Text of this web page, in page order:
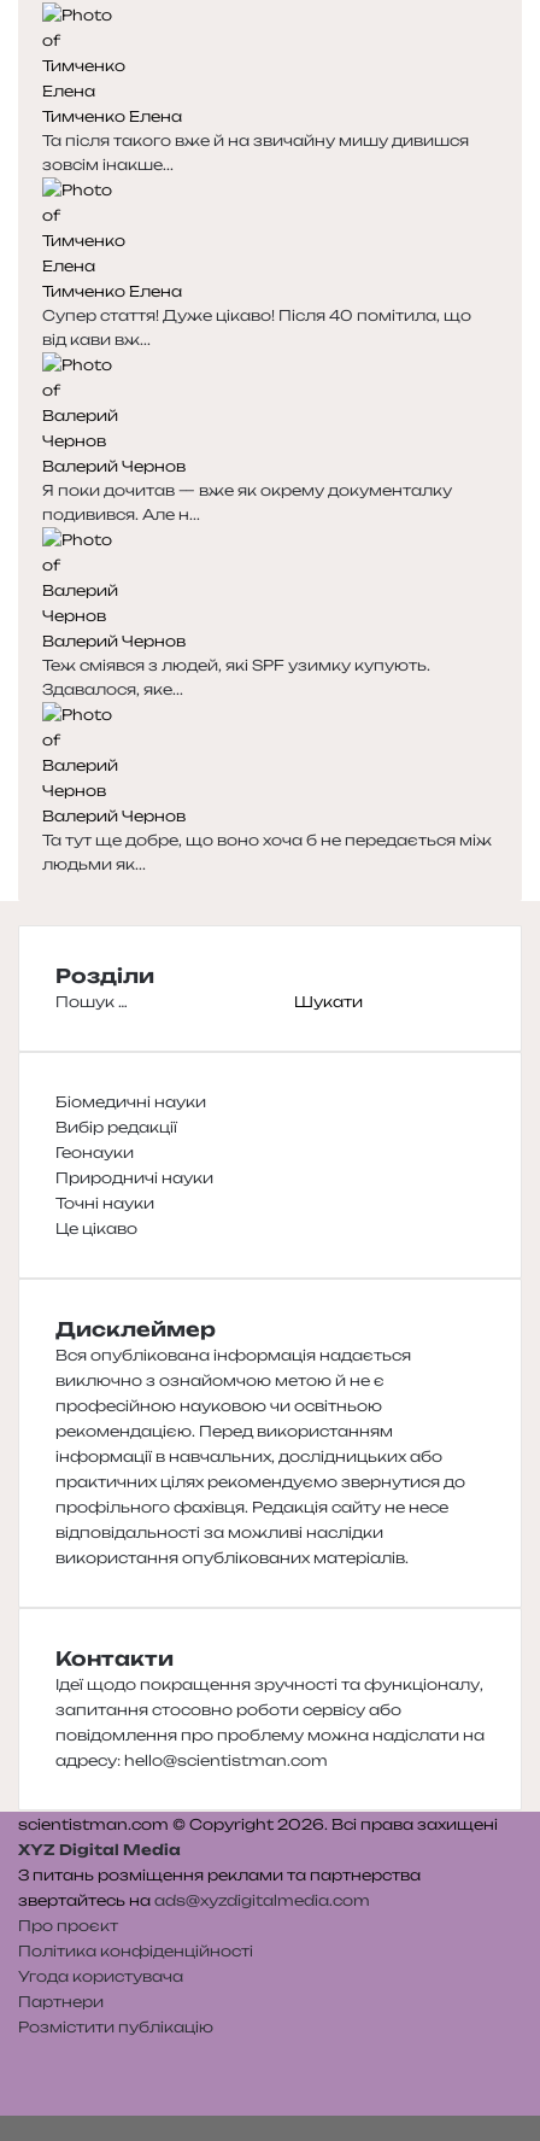
Тимченко Елена
Та після такого вже й на звичайну мишу дивишся
зовсім інакше...
Тимченко Елена
Супер стаття! Дуже цікаво! Після 40 помітила, що
від кави вж...
Валерий Чернов
Я поки дочитав — вже як окрему документалку
подивився. Але н...
Валерий Чернов
Теж сміявся з людей, які SPF узимку купують.
Здавалося, яке...
Валерий Чернов
Та тут ще добре, що воно хоча б не передається між
людьми як...
Розділи
Пошук:
Біомедичні науки
Вибір редакції
Геонауки
Природничі науки
Точні науки
Це цікаво
Дисклеймер
Вся опублікована інформація надається
виключно з ознайомчою метою й не є
професійною науковою чи освітньою
рекомендацією. Перед використанням
інформації в навчальних, дослідницьких або
практичних цілях рекомендуємо звернутися до
профільного фахівця. Редакція сайту не несе
відповідальності за можливі наслідки
використання опублікованих матеріалів.
Контакти
Ідеї щодо покращення зручності та функціоналу,
запитання стосовно роботи сервісу або
повідомлення про проблему можна надіслати на
адресу: hello@scientistman.com
scientistman.com © Copyright 2026. Всі права захищені
XYZ Digital Media
З питань розміщення реклами та партнерства
звертайтесь на ads@xyzdigitalmedia.com
Про проєкт
Політика конфіденційності
Угода користувача
Партнери
Розмістити публікацію